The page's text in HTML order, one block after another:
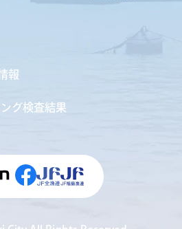
報
グ検査結果